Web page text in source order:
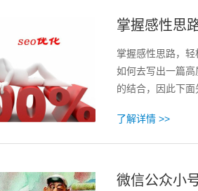
掌握感性思
掌握感性思路，
如何去写出一篇高
的结合，因此下
了解详情 >>
微信公众小